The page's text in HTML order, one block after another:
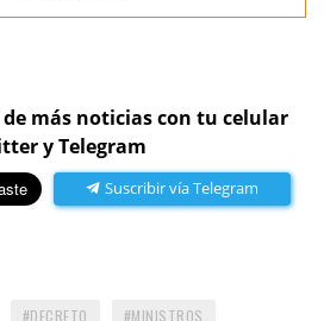
más noticias con tu celular
y Telegram
Suscribir vía Telegram
DECRETO MINISTROS